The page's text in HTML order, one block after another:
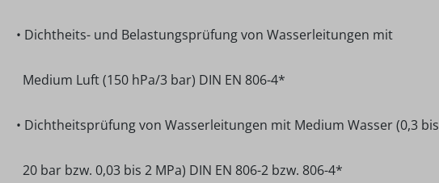
• Dichtheits- und Belastungsprüfung von Wasserleitungen mit
Medium Luft (150 hPa/3 bar) DIN EN 806-4*
• Dichtheitsprüfung von Wasserleitungen mit Medium Wasser (0,3 bis
20 bar bzw. 0,03 bis 2 MPa) DIN EN 806-2 bzw. 806-4*